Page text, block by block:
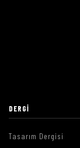
DERGI
Tasarım Dergisi